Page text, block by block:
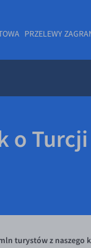
PRZELEWY
o Turcji
turystów z